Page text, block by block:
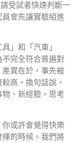
受試者快速判斷一
會先讓實驗組進
」和「汽車」
不完全符合普遍對
異在於，事先被
高，換句話說，
、新經驗，思考
或許會覺得快樂
的時候。我們將